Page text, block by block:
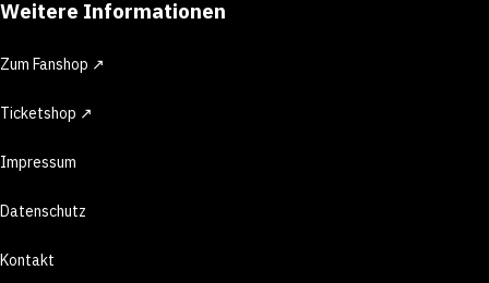
Weitere Informationen
Zum Fanshop ↗
Ticketshop ↗
Impressum
Datenschutz
Kontakt